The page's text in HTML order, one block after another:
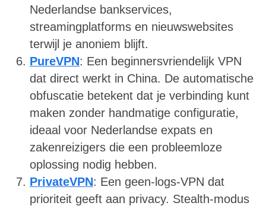
Nederlandse bankservices,
streamingplatforms en nieuwswebsites
terwijl je anoniem blijft.
PureVPN: Een beginnersvriendelijk VPN
dat direct werkt in China. De automatische
obfuscatie betekent dat je verbinding kunt
maken zonder handmatige configuratie,
ideaal voor Nederlandse expats en
zakenreizigers die een probleemloze
oplossing nodig hebben.
PrivateVPN: Een geen-logs-VPN dat
prioriteit geeft aan privacy. Stealth-modus